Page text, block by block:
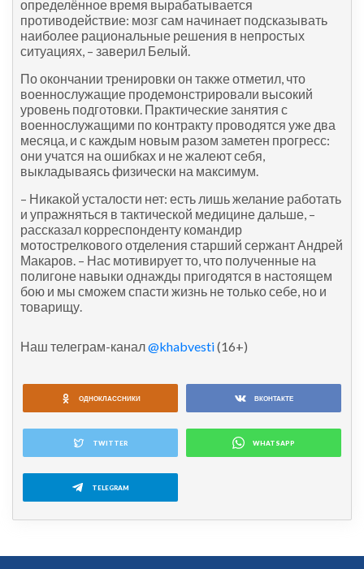
определённое время вырабатывается
противодействие: мозг сам начинает подсказывать
наиболее рациональные решения в непростых
ситуациях, – заверил Белый.
По окончании тренировки он также отметил, что
военно­служащие продемонстрировали высокий
уровень подготовки. Практические занятия с
военнослужащими по контракту проводятся уже два
месяца, и с каждым новым разом заметен прогресс:
они учатся на ошибках и не жалеют себя,
выкладываясь физически на максимум.
– Никакой усталости нет: есть лишь желание работать
и упражняться в тактической медицине дальше, –
рассказал корреспонденту командир
мотострелкового отделения старший сержант Андрей
Макаров. – Нас мотивирует то, что полученные на
полигоне навыки однажды пригодятся в настоящем
бою и мы сможем спасти жизнь не только себе, но и
товарищу.
Наш телеграм-канал@khabvesti(16+)
ОДНОКЛАССНИКИ ВКОНТАКТЕ
TWITTER WHATSAPP
TELEGRAM